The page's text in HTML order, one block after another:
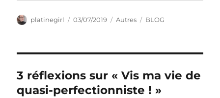
Auteur
platinegirl
Publié
03/07/2019 Catégories
Autres Étiquettes
BLOG
3 réflexions sur « Vis ma vie de
quasi-perfectionniste ! »